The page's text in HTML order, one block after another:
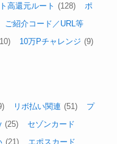
高還元ルート (128)
ポ
ご紹介コード／URL等
10万Pチャレンジ (9)
リボ払い関連 (51)
プ
(25)
セゾンカード
(21)
エポスカード